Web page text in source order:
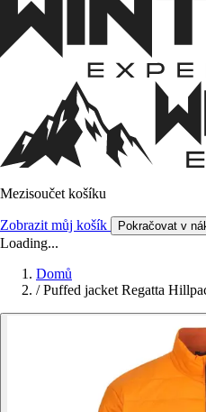
Mezisoučet košíku
Zobrazit můj košík Pokračovat v
Loading...
Domů
/ Puffed jacket Regatta